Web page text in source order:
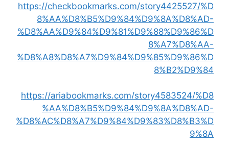
https://checkbookmarks.com/story4425527/%D
8%AA%D8%B5%D9%84%D9%8A%D8%AD-
%D8%AA%D9%84%D9%81%D9%88%D9%86%D
8%A7%D8%AA-
%D8%A8%D8%A7%D9%84%D9%85%D9%86%D
8%B2%D9%84
https://ariabookmarks.com/story4583524/%D8
%AA%D8%B5%D9%84%D9%8A%D8%AD-
%D8%AC%D8%A7%D9%84%D9%83%D8%B3%D
9%8A